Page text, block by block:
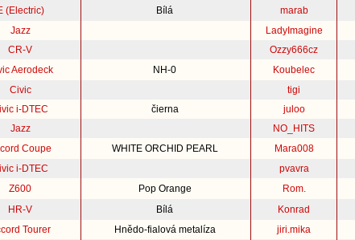
(Electric) Bílá marab
Jazz LadyImagine
CR-V Ozzy666cz
Aerodeck NH-0 Koubelec
Civic tigi
i-DTEC čierna juloo
Jazz NO_HITS
Coupe WHITE ORCHID PEARL Mara008
i-DTEC pvavra
Z600 Pop Orange Rom.
HR-V Bílá Konrad
Tourer Hnědo-fialová metalíza jiri.mika